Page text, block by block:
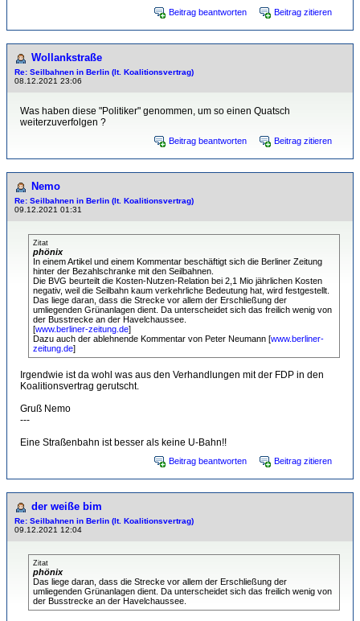
Beitrag beantworten Beitrag zitieren
Wollankstraße
Re: Seilbahnen in Berlin (lt. Koalitionsvertrag)
08.12.2021 23:06
Was haben diese "Politiker" genommen, um so einen Quatsch
weiterzuverfolgen ?
Beitrag beantworten Beitrag zitieren
Nemo
Re: Seilbahnen in Berlin (lt. Koalitionsvertrag)
09.12.2021 01:31
Zitat
phönix
In einem Artikel und einem Kommentar beschäftigt sich die Berliner Zeitung
hinter der Bezahlschranke mit den Seilbahnen.
Die BVG beurteilt die Kosten-Nutzen-Relation bei 2,1 Mio jährlichen Kosten
negativ, weil die Seilbahn kaum verkehrliche Bedeutung hat, wird festgestellt.
Das liege daran, dass die Strecke vor allem der Erschließung der
umliegenden Grünanlagen dient. Da unterscheidet sich das freilich wenig von
der Busstrecke an der Havelchaussee.
[www.berliner-zeitung.de]
Dazu auch der ablehnende Kommentar von Peter Neumann [www.berliner-
zeitung.de]
Irgendwie ist da wohl was aus den Verhandlungen mit der FDP in den
Koalitionsvertrag gerutscht.
Gruß Nemo
---
Eine Straßenbahn ist besser als keine U-Bahn!!
Beitrag beantworten Beitrag zitieren
der weiße bim
Re: Seilbahnen in Berlin (lt. Koalitionsvertrag)
09.12.2021 12:04
Zitat
phönix
Das liege daran, dass die Strecke vor allem der Erschließung der
umliegenden Grünanlagen dient. Da unterscheidet sich das freilich wenig von
der Busstrecke an der Havelchaussee.